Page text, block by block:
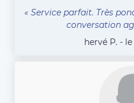
« Service parfait. Très
conversation
hervé P. -